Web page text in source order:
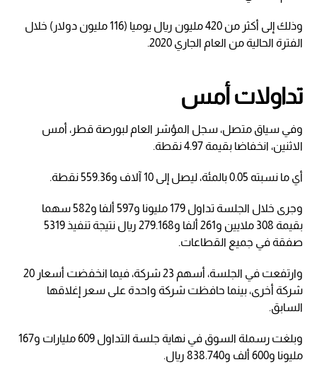
وذلك إلى أكثر من 420 مليون ريال يوميا (116 مليون دولار) خلال
الفترة الحالية من العام الجاري 2020.
تداولات أمس
وفي سياق متصل، سجل المؤشر العام لبورصة قطر، أمس
الاثنين، انخفاضا بقيمة 4.97 نقطة.
أي ما نسبته 0.05 بالمئة، ليصل إلى 10 آلاف و559.36 نقطة.
وجرى خلال الجلسة تداول 179 مليونا و597 ألفا و582 سهما
بقيمة 308 ملايين و261 ألفا و279.168 ريال نتيجة تنفيذ 5319
صفقة في جميع القطاعات.
وارتفعت في الجلسة، أسهم 23 شركة، فيما انخفضت أسعار 20
شركة أخرى، بينما حافظت شركة واحدة على سعر إغلاقها
السابق.
وبلغت رسملة السوق في نهاية جلسة التداول 609 مليارات و167
مليونا و600 ألف و838.740 ريال.